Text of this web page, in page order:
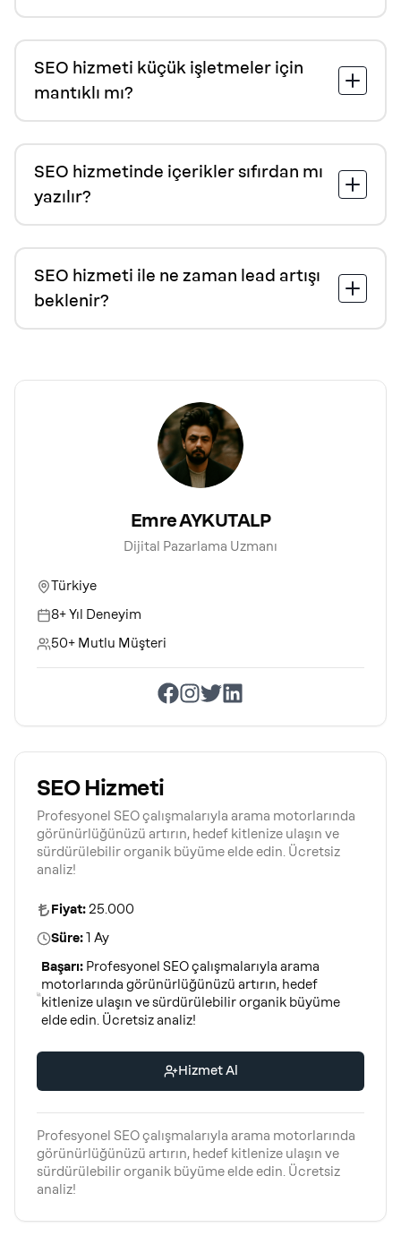
SEO hizmeti küçük işletmeler için
mantıklı mı?
SEO hizmetinde içerikler sıfırdan mı
yazılır?
SEO hizmeti ile ne zaman lead artışı
beklenir?
Emre AYKUTALP
Dijital Pazarlama Uzmanı
Türkiye
8+ Yıl Deneyim
50+ Mutlu Müşteri
SEO Hizmeti
Profesyonel SEO çalışmalarıyla arama motorlarında
görünürlüğünüzü artırın, hedef kitlenize ulaşın ve
sürdürülebilir organik büyüme elde edin. Ücretsiz
analiz!
Fiyat:25.000
Süre:1 Ay
Başarı: Profesyonel SEO çalışmalarıyla arama
motorlarında görünürlüğünüzü artırın, hedef
kitlenize ulaşın ve sürdürülebilir organik büyüme
elde edin. Ücretsiz analiz!
Hizmet Al
Profesyonel SEO çalışmalarıyla arama motorlarında
görünürlüğünüzü artırın, hedef kitlenize ulaşın ve
sürdürülebilir organik büyüme elde edin. Ücretsiz
analiz!